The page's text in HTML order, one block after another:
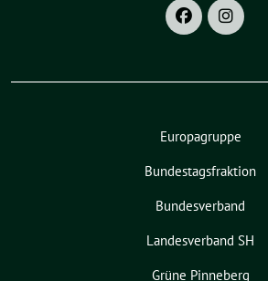
Europagruppe
Bundestagsfraktion
Bundesverband
Landesverband SH
Grüne Pinneberg